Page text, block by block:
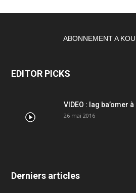
ABONNEMENT A
EDITOR PICKS
VIDEO : lag ba’omer
26 mai 2016
Derniers articles